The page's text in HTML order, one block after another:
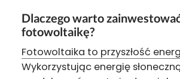
Dlaczego warto
fotowoltaikę?
Fotowoltaika to przyszłość
Wykorzystując energię